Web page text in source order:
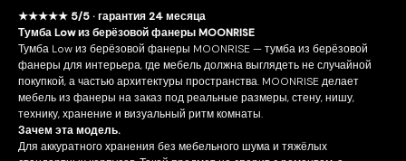
★★★★★ 5/5 · гарантия 24 месяца
Тумба Low из берёзовой фанеры MOONRISE
Тумба Low из берёзовой фанеры MOONRISE — тумба из берёзовой
фанеры для интерьера, где мебель должна выглядеть не случайной
покупкой, а частью архитектуры пространства. MOONRISE делает
мебель из фанеры на заказ под реальные размеры, стену, нишу,
технику, хранение и визуальный ритм комнаты.
Зачем эта модель.
Для аккуратного хранения без мебельного шума и тяжёлых